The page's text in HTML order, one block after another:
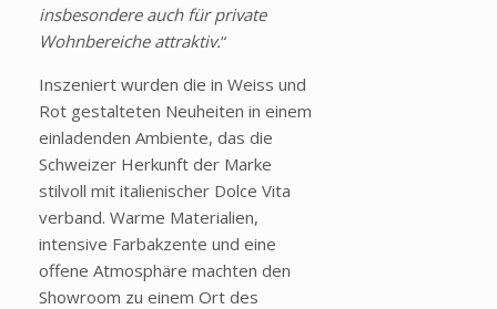
insbesondere auch für private
Wohnbereiche attraktiv.“
Inszeniert wurden die in Weiss und
Rot gestalteten Neuheiten in einem
einladenden Ambiente, das die
Schweizer Herkunft der Marke
stilvoll mit italienischer Dolce Vita
verband. Warme Materialien,
intensive Farbakzente und eine
offene Atmosphäre machten den
Showroom zu einem Ort des